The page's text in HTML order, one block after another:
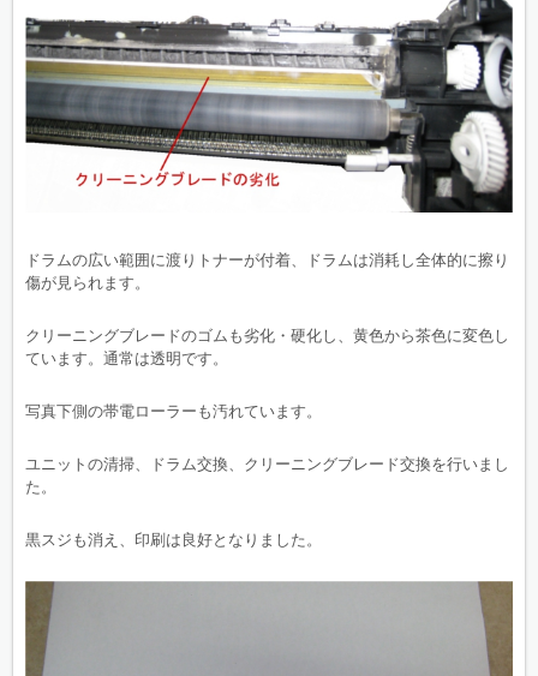
ドラムの広い範囲に渡りトナーが付着、ドラムは消耗し全体的に擦り
傷が見られます。
クリーニングブレードのゴムも劣化・硬化し、黄色から茶色に変色し
ています。通常は透明です。
写真下側の帯電ローラーも汚れています。
ユニットの清掃、ドラム交換、クリーニングブレード交換を行いまし
た。
黒スジも消え、印刷は良好となりました。